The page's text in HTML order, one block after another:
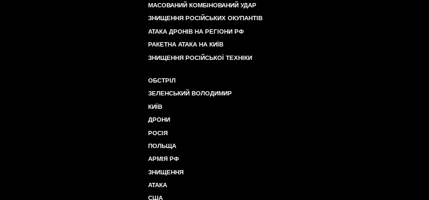
МАСОВАНИЙ КОМБІНОВАНИЙ УДАР
ЗНИЩЕННЯ РОСІЙСЬКИХ ОКУПАНТІВ
АТАКА ДРОНІВ НА РЕГІОНИ РФ
РАКЕТНА АТАКА НА КИЇВ
ЗНИЩЕННЯ РОСІЙСЬКОЇ ТЕХНІКИ
ОБСТРІЛ
ЗЕЛЕНСЬКИЙ ВОЛОДИМИР
КИЇВ
ДРОНИ
РОСІЯ
ПОЛЬЩА
АРМІЯ РФ
ЗНИЩЕННЯ
АТАКА
США